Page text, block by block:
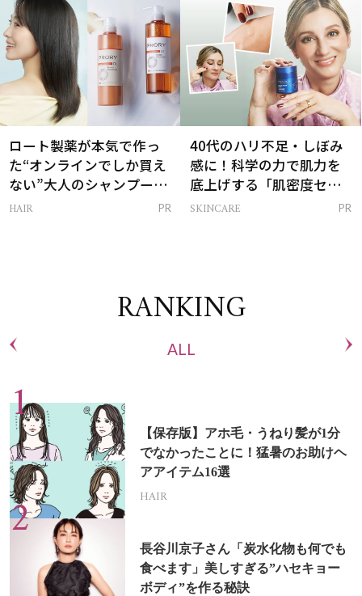
ロート製薬が本気で作っ
た“オンラインでしか買え
ない”大人のシャンプー＆
トリートメントって？
HAIR PR
40代のハリ不足・しぼみ
感に！科学の力で肌力を
底上げする「肌密度セラ
ム」
SKINCARE PR
RANKING
ALL
【保存版】アホ毛・うねり髪が1分
でなかったことに！猛暑のお助けヘ
アアイテム16選
HAIR
長谷川京子さん「炭水化物も何でも
食べます」美しすぎる”ハセキョー
ボディ”を作る秘訣